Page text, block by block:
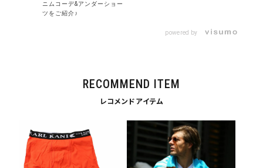
ニムコーデ&アンダーショー
ツをご紹介♪
powered by
RECOMMEND ITEM
レコメンドアイテム